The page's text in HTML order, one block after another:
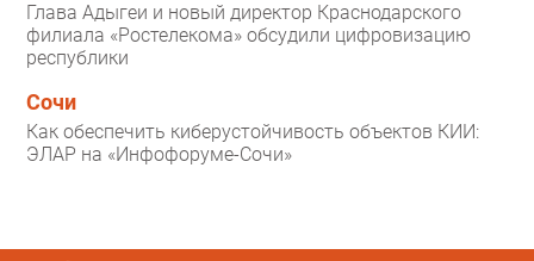
Глава Адыгеи и новый директор Краснодарского
филиала «Ростелекома» обсудили цифровизацию
республики
Сочи
Как обеспечить киберустойчивость объектов КИИ:
ЭЛАР на «Инфофоруме-Сочи»